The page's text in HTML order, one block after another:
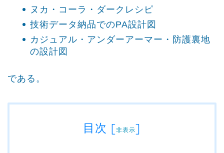
ヌカ・コーラ・ダークレシピ
技術データ納品でのPA設計図
カジュアル・アンダーアーマー・防護裏地
の設計図
である。
目次 [非表示]